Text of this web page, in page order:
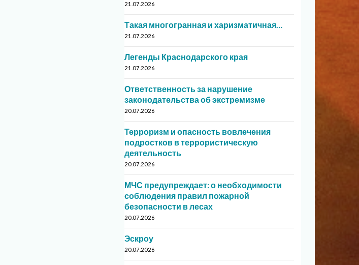
21.07.2026
Такая многогранная и харизматичная…
21.07.2026
Легенды Краснодарского края
21.07.2026
Ответственность за нарушение
законодательства об экстремизме
20.07.2026
Терроризм и опасность вовлечения
подростков в террористическую
деятельность
20.07.2026
МЧС предупреждает: о необходимости
соблюдения правил пожарной
безопасности в лесах
20.07.2026
Эскроу
20.07.2026